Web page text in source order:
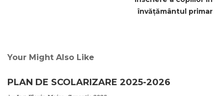
învăţământul primar
Your Might Also Like
PLAN DE SCOLARIZARE 2025-2026